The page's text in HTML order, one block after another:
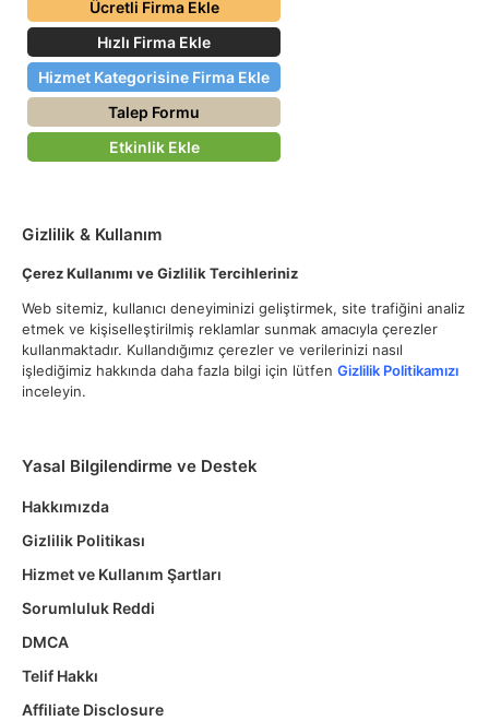
Ücretli Firma Ekle
Hızlı Firma Ekle
Hizmet Kategorisine Firma Ekle
Talep Formu
Etkinlik Ekle
Gizlilik & Kullanım
Çerez Kullanımı ve Gizlilik Tercihleriniz
Web sitemiz, kullanıcı deneyiminizi geliştirmek, site trafiğini analiz
etmek ve kişiselleştirilmiş reklamlar sunmak amacıyla çerezler
kullanmaktadır. Kullandığımız çerezler ve verilerinizi nasıl
işlediğimiz hakkında daha fazla bilgi için lütfen Gizlilik Politikamızı
inceleyin.
Yasal Bilgilendirme ve Destek
Hakkımızda
Gizlilik Politikası
Hizmet ve Kullanım Şartları
Sorumluluk Reddi
DMCA
Telif Hakkı
Affiliate Disclosure